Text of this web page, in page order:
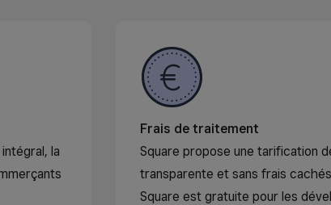
la
Frais de traitement
Square propose une tarification
transparente et sans frais
Square est gratuite pour les